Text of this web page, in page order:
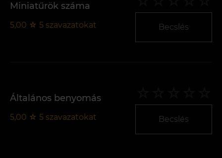
Miniatűrök száma
5,00 ☆ 5 szavazatokat Becslés
Általános benyomás
5,00 ☆ 5 szavazatokat Becslés